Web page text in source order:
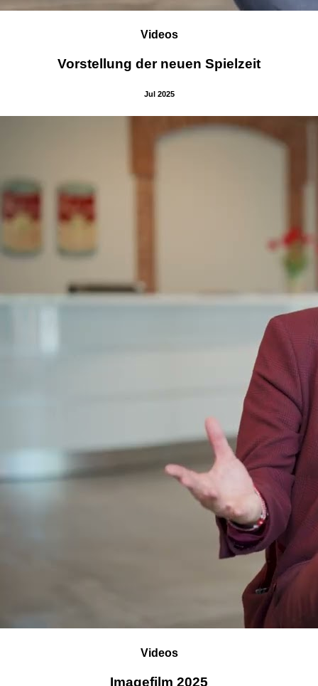
Videos
Vorstellung der neuen Spielzeit
Jul 2025
Videos
Imagefilm 2025